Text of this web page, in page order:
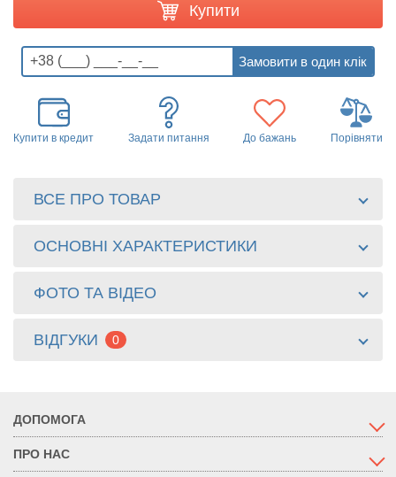
Купити
Купити в кредит Задати питання До бажань Порівняти
ВСЕ ПРО ТОВАР
ОСНОВНІ ХАРАКТЕРИСТИКИ
ФОТО ТА ВІДЕО
ВІДГУКИ 0
ДОПОМОГА
ПРО НАС